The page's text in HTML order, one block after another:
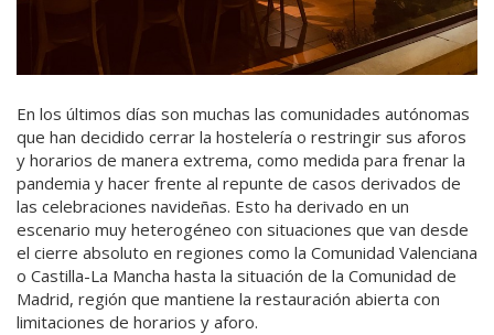
En los últimos días son muchas las comunidades autónomas
que han decidido cerrar la hostelería o restringir sus aforos
y horarios de manera extrema, como medida para frenar la
pandemia y hacer frente al repunte de casos derivados de
las celebraciones navideñas. Esto ha derivado en un
escenario muy heterogéneo con situaciones que van desde
el cierre absoluto en regiones como la Comunidad Valenciana
o Castilla-La Mancha hasta la situación de la Comunidad de
Madrid, región que mantiene la restauración abierta con
limitaciones de horarios y aforo.